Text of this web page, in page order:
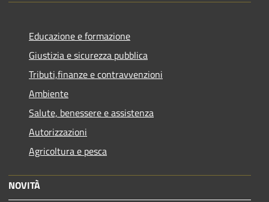
Educazione e formazione
Giustizia e sicurezza pubblica
Tributi,finanze e contravvenzioni
Ambiente
Salute, benessere e assistenza
Autorizzazioni
Agricoltura e pesca
NOVITÀ